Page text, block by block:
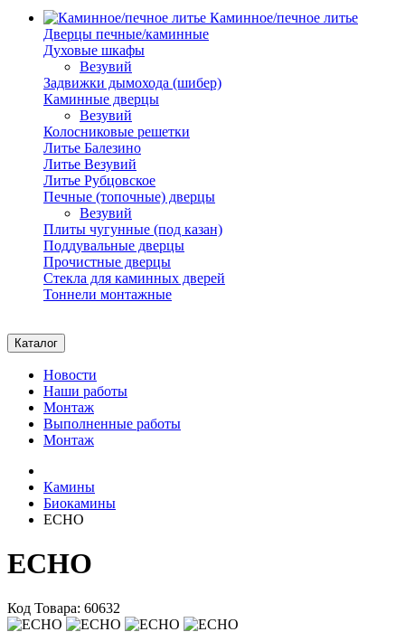
Каминное/печное литье
Дверцы печные/каминные
Духовые шкафы
Везувий
Задвижки дымохода (шибер)
Каминные дверцы
Везувий
Колосниковые решетки
Литье Балезино
Литье Везувий
Литье Рубцовское
Печные (топочные) дверцы
Везувий
Плиты чугунные (под казан)
Поддувальные дверцы
Прочистные дверцы
Стекла для каминных дверей
Тоннели монтажные
Каталог
Новости
Наши работы
Монтаж
Выполненные работы
Монтаж
Камины
Биокамины
ECHO
ECHO
Код Товара: 60632